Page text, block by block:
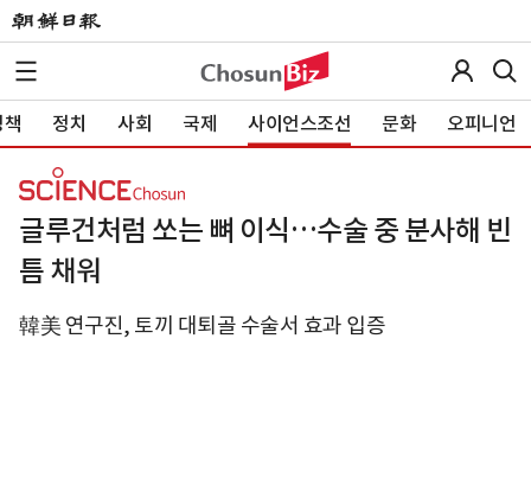
정치 사회 국제 사이언스조선 문화 오피니언
글루건처럼 쏘는 뼈 이식…수술 중 분사해 빈
틈 채워
韓美 연구진, 토끼 대퇴골 수술서 효과 입증